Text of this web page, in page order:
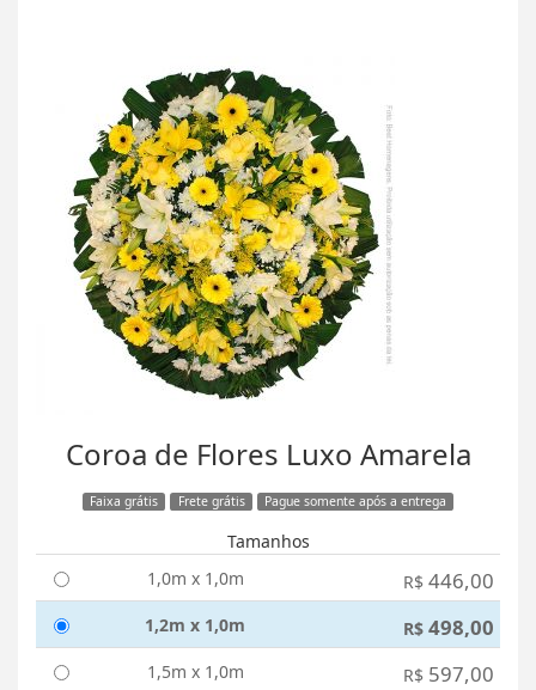
Coroa de Flores Luxo Amarela
Faixa grátis Frete grátis Pague somente após a entrega
Tamanhos
1,0m x 1,0m
R$ 446,00
1,2m x 1,0m R$ 498,00
1,5m x 1,0m R$ 597,00